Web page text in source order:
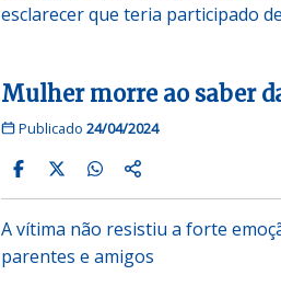
esclarecer que teria participado
Mulher morre ao saber
Publicado 24/04/2024
A vítima não resistiu a forte
parentes e amigos